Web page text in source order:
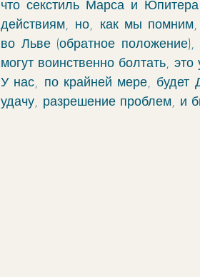
что секстиль Марса и
действиям, но, как мы
во Льве (обратное
могут воинственно болтать, это
У нас, по крайней мере,
удачу, разрешение проблем, и